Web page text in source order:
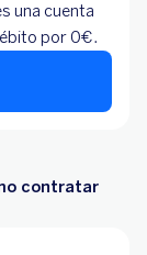
una cuenta
por 0€.
contratar